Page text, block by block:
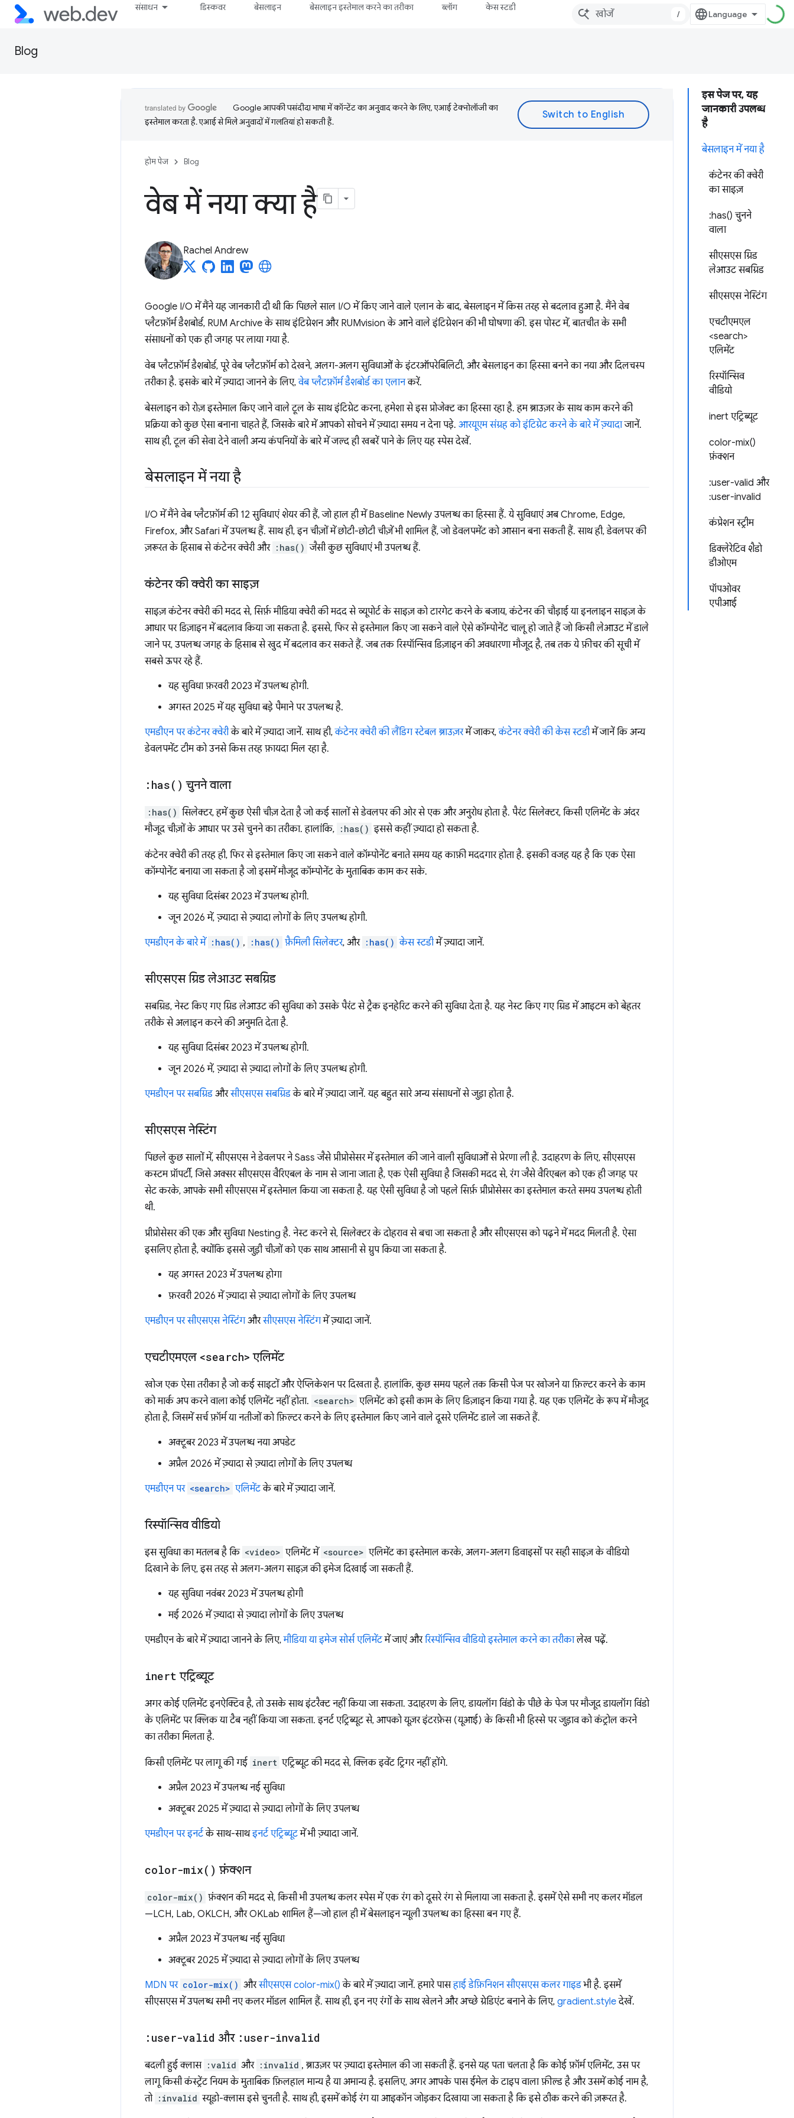
संसाधन डिस्कवर बेसलाइन बेसलाइन इस्तेमाल करने का तरीका ब्लॉग केस स्टडी
/
Blog
इस पेज पर, यह
जानकारी उपलब्ध
है
बेसलाइन में नया है
कंटेनर की क्वेरी
का साइज़
:has() चुनने
वाला
सीएसएस ग्रिड
लेआउट सबग्रिड
सीएसएस नेस्टिंग
एचटीएमएल
<search>
एलिमेंट
रिस्पॉन्सिव
वीडियो
inert एट्रिब्यूट
color-mix()
फ़ंक्शन
:user-valid और
:user-invalid
कंप्रेशन स्ट्रीम
डिक्लेरेटिव शैडो
डीओएम
पॉपओवर
एपीआई
Google आपकी पसंदीदा भाषा में कॉन्टेंट का अनुवाद करने के लिए, एआई टेक्नोलॉजी का
इस्तेमाल करता है. एआई से मिले अनुवादों में गलतियां हो सकती हैं.
होम पेज Blog
वेब में नया क्या है
Rachel Andrew
Google I/O में मैंने यह जानकारी दी थी कि पिछले साल I/O में किए जाने वाले एलान के बाद, बेसलाइन में किस तरह से बदलाव हुआ है. मैंने वेब
प्लैटफ़ॉर्म डैशबोर्ड, RUM Archive के साथ इंटिग्रेशन और RUMvision के आने वाले इंटिग्रेशन की भी घोषणा की. इस पोस्ट में, बातचीत के सभी
संसाधनों को एक ही जगह पर लाया गया है.
वेब प्लैटफ़ॉर्म डैशबोर्ड, पूरे वेब प्लैटफ़ॉर्म को देखने, अलग-अलग सुविधाओं के इंटरऑपरेबिलिटी, और बेसलाइन का हिस्सा बनने का नया और दिलचस्प
तरीका है. इसके बारे में ज़्यादा जानने के लिए,वेब प्लैटफ़ॉर्म डैशबोर्ड का एलानकरें.
बेसलाइन को रोज़ इस्तेमाल किए जाने वाले टूल के साथ इंटिग्रेट करना, हमेशा से इस प्रोजेक्ट का हिस्सा रहा है. हम ब्राउज़र के साथ काम करने की
प्रक्रिया को कुछ ऐसा बनाना चाहते हैं, जिसके बारे में आपको सोचने में ज़्यादा समय न देना पड़े. आरयूएम संग्रह को इंटिग्रेट करने के बारे में ज़्यादाजानें.
साथ ही, टूल की सेवा देने वाली अन्य कंपनियों के बारे में जल्द ही खबरें पाने के लिए यह स्पेस देखें.
बेसलाइन में नया है
I/O में मैंने वेब प्लैटफ़ॉर्म की 12 सुविधाएं शेयर की हैं, जो हाल ही में Baseline Newly उपलब्ध का हिस्सा हैं. ये सुविधाएं अब Chrome, Edge,
Firefox, और Safari में उपलब्ध हैं. साथ ही, इन चीज़ों में छोटी-छोटी चीज़ें भी शामिल हैं, जो डेवलपमेंट को आसान बना सकती हैं. साथ ही, डेवलपर की
ज़रूरत के हिसाब से कंटेनर क्वेरी और :has() जैसी कुछ सुविधाएं भी उपलब्ध हैं.
कंटेनर की क्वेरी का साइज़
साइज़ कंटेनर क्वेरी की मदद से, सिर्फ़ मीडिया क्वेरी की मदद से व्यूपोर्ट के साइज़ को टारगेट करने के बजाय, कंटेनर की चौड़ाई या इनलाइन साइज़ के
आधार पर डिज़ाइन में बदलाव किया जा सकता है. इससे, फिर से इस्तेमाल किए जा सकने वाले ऐसे कॉम्पोनेंट चालू हो जाते हैं जो किसी लेआउट में डाले
जाने पर, उपलब्ध जगह के हिसाब से खुद में बदलाव कर सकते हैं. जब तक रिस्पॉन्सिव डिज़ाइन की अवधारणा मौजूद है, तब तक ये फ़ीचर की सूची में
सबसे ऊपर रहे हैं.
यह सुविधा फ़रवरी 2023 में उपलब्ध होगी.
अगस्त 2025 में यह सुविधा बड़े पैमाने पर उपलब्ध है.
एमडीएन पर कंटेनर क्वेरीके बारे में ज़्यादा जानें. साथ ही,कंटेनर क्वेरी की लैंडिग स्टेबल ब्राउज़रमें जाकर,कंटेनर क्वेरी की केस स्टडीमें जानें कि अन्य
डेवलपमेंट टीम को उनसे किस तरह फ़ायदा मिल रहा है.
: has( ) चुनने वाला
:has() सिलेक्टर, हमें कुछ ऐसी चीज़ देता है जो कई सालों से डेवलपर की ओर से एक और अनुरोध होता है. पैरंट सिलेक्टर, किसी एलिमेंट के अंदर
मौजूद चीज़ों के आधार पर उसे चुनने का तरीका. हालांकि, :has() इससे कहीं ज़्यादा हो सकता है.
कंटेनर क्वेरी की तरह ही, फिर से इस्तेमाल किए जा सकने वाले कॉम्पोनेंट बनाते समय यह काफ़ी मददगार होता है. इसकी वजह यह है कि एक ऐसा
कॉम्पोनेंट बनाया जा सकता है जो इसमें मौजूद कॉम्पोनेंट के मुताबिक काम कर सके.
यह सुविधा दिसंबर 2023 में उपलब्ध होगी.
जून 2026 में, ज़्यादा से ज़्यादा लोगों के लिए उपलब्ध होगी.
एमडीएन के बारे में :has() , :has() फ़ैमिली सिलेक्टर, और :has() केस स्टडीमें ज़्यादा जानें.
सीएसएस ग्रिड लेआउट सबग्रिड
सबग्रिड, नेस्ट किए गए ग्रिड लेआउट की सुविधा को उसके पैरंट से ट्रैक इनहेरिट करने की सुविधा देता है. यह नेस्ट किए गए ग्रिड में आइटम को बेहतर
तरीके से अलाइन करने की अनुमति देता है.
यह सुविधा दिसंबर 2023 में उपलब्ध होगी.
जून 2026 में, ज़्यादा से ज़्यादा लोगों के लिए उपलब्ध होगी.
एमडीएन पर सबग्रिड औरसीएसएस सबग्रिडके बारे में ज़्यादा जानें. यह बहुत सारे अन्य संसाधनों से जुड़ा होता है.
सीएसएस नेस्टिंग
पिछले कुछ सालों में, सीएसएस ने डेवलपर ने Sass जैसे प्रीप्रोसेसर में इस्तेमाल की जाने वाली सुविधाओं से प्रेरणा ली है. उदाहरण के लिए, सीएसएस
कस्टम प्रॉपर्टी, जिसे अक्सर सीएसएस वैरिएबल के नाम से जाना जाता है, एक ऐसी सुविधा है जिसकी मदद से, रंग जैसे वैरिएबल को एक ही जगह पर
सेट करके, आपके सभी सीएसएस में इस्तेमाल किया जा सकता है. यह ऐसी सुविधा है जो पहले सिर्फ़ प्रीप्रोसेसर का इस्तेमाल करते समय उपलब्ध होती
थी.
प्रीप्रोसेसर की एक और सुविधा Nesting है. नेस्ट करने से, सिलेक्टर के दोहराव से बचा जा सकता है और सीएसएस को पढ़ने में मदद मिलती है. ऐसा
इसलिए होता है, क्योंकि इससे जुड़ी चीज़ों को एक साथ आसानी से ग्रुप किया जा सकता है.
यह अगस्त 2023 में उपलब्ध होगा
फ़रवरी 2026 में ज़्यादा से ज़्यादा लोगों के लिए उपलब्ध
एमडीएन पर सीएसएस नेस्टिंगऔरसीएसएस नेस्टिंगमें ज़्यादा जानें.
एचटीएमएल <search> एलिमेंट
खोज एक ऐसा तरीका है जो कई साइटों और ऐप्लिकेशन पर दिखता है. हालांकि, कुछ समय पहले तक किसी पेज पर खोजने या फ़िल्टर करने के काम
को मार्क अप करने वाला कोई एलिमेंट नहीं होता. <search> एलिमेंट को इसी काम के लिए डिज़ाइन किया गया है. यह एक एलिमेंट के रूप में मौजूद
होता है, जिसमें सर्च फ़ॉर्म या नतीजों को फ़िल्टर करने के लिए इस्तेमाल किए जाने वाले दूसरे एलिमेंट डाले जा सकते हैं.
अक्टूबर 2023 में उपलब्ध नया अपडेट
अप्रैल 2026 में ज़्यादा से ज़्यादा लोगों के लिए उपलब्ध
एमडीएन पर <search> एलिमेंटके बारे में ज़्यादा जानें.
रिस्पॉन्सिव वीडियो
इस सुविधा का मतलब है कि <video> एलिमेंट में <source> एलिमेंट का इस्तेमाल करके, अलग-अलग डिवाइसों पर सही साइज़ के वीडियो
दिखाने के लिए, इस तरह से अलग-अलग साइज़ की इमेज दिखाई जा सकती हैं.
यह सुविधा नवंबर 2023 में उपलब्ध होगी
मई 2026 में ज़्यादा से ज़्यादा लोगों के लिए उपलब्ध
एमडीएन के बारे में ज़्यादा जानने के लिए,मीडिया या इमेज सोर्स एलिमेंटमें जाएं औररिस्पॉन्सिव वीडियो इस्तेमाल करने का तरीकालेख पढ़ें.
inert एट्रिब्यूट
अगर कोई एलिमेंट इनऐक्टिव है, तो उसके साथ इंटरैक्ट नहीं किया जा सकता. उदाहरण के लिए, डायलॉग विंडो के पीछे के पेज पर मौजूद डायलॉग विंडो
के एलिमेंट पर क्लिक या टैब नहीं किया जा सकता. इनर्ट एट्रिब्यूट से, आपको यूज़र इंटरफ़ेस (यूआई) के किसी भी हिस्से पर जुड़ाव को कंट्रोल करने
का तरीका मिलता है.
किसी एलिमेंट पर लागू की गई inert एट्रिब्यूट की मदद से, क्लिक इवेंट ट्रिगर नहीं होंगे.
अप्रैल 2023 में उपलब्ध नई सुविधा
अक्टूबर 2025 में ज़्यादा से ज़्यादा लोगों के लिए उपलब्ध
एमडीएन पर इनर्टके साथ-साथइनर्ट एट्रिब्यूटमें भी ज़्यादा जानें.
color-mix( ) फ़ंक्शन
color-mix() फ़ंक्शन की मदद से, किसी भी उपलब्ध कलर स्पेस में एक रंग को दूसरे रंग से मिलाया जा सकता है. इसमें ऐसे सभी नए कलर मॉडल
—LCH, Lab, OKLCH, और OKLab शामिल हैं—जो हाल ही में बेसलाइन न्यूली उपलब्ध का हिस्सा बन गए हैं.
अप्रैल 2023 में उपलब्ध नई सुविधा
अक्टूबर 2025 में ज़्यादा से ज़्यादा लोगों के लिए उपलब्ध
MDN पर color-mix() औरसीएसएस color-mix() के बारे में ज़्यादा जानें. हमारे पासहाई डेफ़िनिशन सीएसएस कलर गाइडभी है. इसमें
सीएसएस में उपलब्ध सभी नए कलर मॉडल शामिल हैं. साथ ही, इन नए रंगों के साथ खेलने और अच्छे ग्रेडिएंट बनाने के लिए, gradient.styleदेखें.
:user-valid और :user-invalid
बदली हुई क्लास :valid और :invalid , ब्राउज़र पर ज़्यादा इस्तेमाल की जा सकती हैं. इनसे यह पता चलता है कि कोई फ़ॉर्म एलिमेंट, उस पर
लागू किसी कंस्ट्रेंट नियम के मुताबिक फ़िलहाल मान्य है या अमान्य है. इसलिए, अगर आपके पास ईमेल के टाइप वाला फ़ील्ड है और उसमें कोई नाम है,
तो :invalid स्यूडो-क्लास इसे चुनती है. साथ ही, इसमें कोई रंग या आइकॉन जोड़कर दिखाया जा सकता है कि इसे ठीक करने की ज़रूरत है.